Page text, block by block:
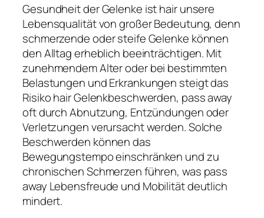
Gesundheit der Gelenke ist hair unsere
Lebensqualität von großer Bedeutung, denn
schmerzende oder steife Gelenke können
den Alltag erheblich beeinträchtigen. Mit
zunehmendem Alter oder bei bestimmten
Belastungen und Erkrankungen steigt das
Risiko hair Gelenkbeschwerden, pass away
oft durch Abnutzung, Entzündungen oder
Verletzungen verursacht werden. Solche
Beschwerden können das
Bewegungstempo einschränken und zu
chronischen Schmerzen führen, was pass
away Lebensfreude und Mobilität deutlich
mindert.